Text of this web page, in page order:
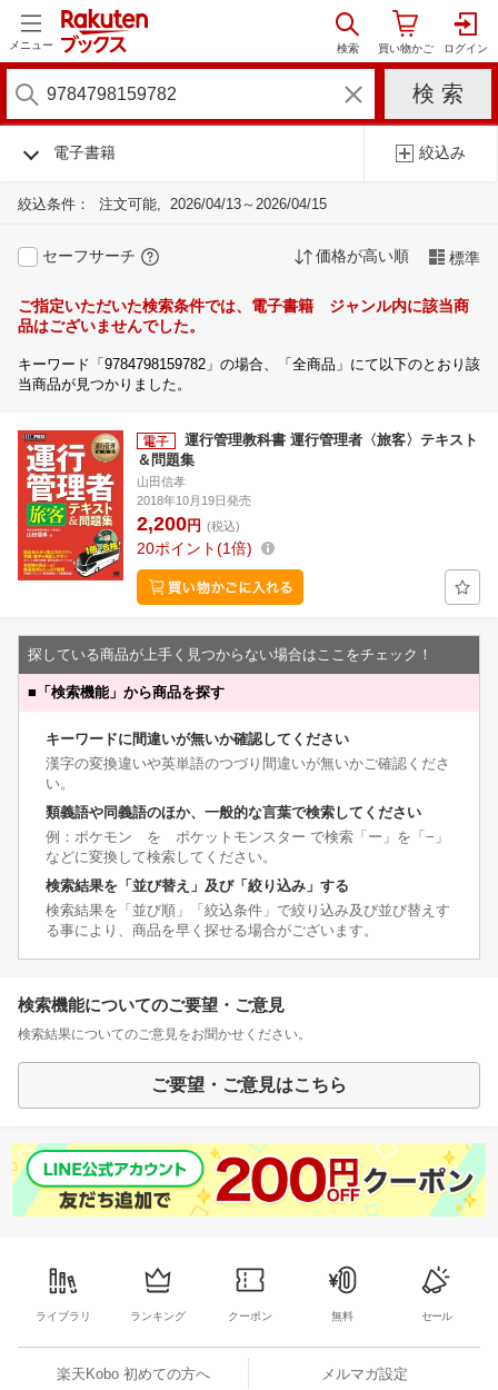
メニュー
電子書籍 絞込み
絞込条件： 注文可能 2026/04/13～2026/04/15
セーフサーチ 価格が高い順 標準
ご指定いただいた検索条件では、電子書籍 ジャンル内に該当商
品はございませんでした。
キーワード「9784798159782」の場合、「全商品」にて以下のとおり該
当商品が見つかりました。
運行管理教科書 運行管理者〈旅客〉テキスト
＆問題集
山田信孝
2018年10月19日発売
2,200円 (税込)
20ポイント 1倍
探している商品が上手く見つからない場合はここをチェック！
■ 「検索機能」から商品を探す
キーワードに間違いが無いか確認してください
漢字の変換違いや英単語のつづり間違いが無いかご確認くださ
い。
類義語や同義語のほか、一般的な言葉で検索してください
例：ポケモン を ポケットモンスター で検索「ー」を「−」
などに変換して検索してください。
検索結果を「並び替え」及び「絞り込み」する
検索結果を「並び順」「絞込条件」で絞り込み及び並び替えす
る事により、商品を早く探せる場合がございます。
検索機能についてのご要望・ご意見
検索結果についてのご意見をお聞かせください。
ご要望・ご意見はこちら
ライブラリ ランキング クーポン 無料 セール
楽天Kobo 初めての方へ メルマガ設定